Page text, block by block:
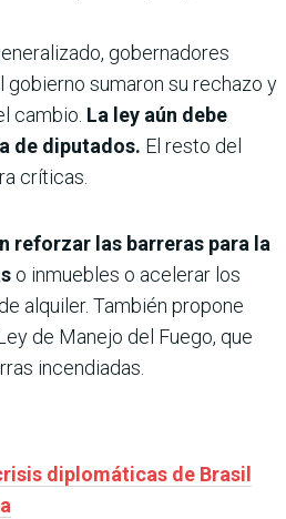
gobernadores
gobierno sumaron su rechazo y
cambio. La ley aún debe
de diputados. El resto del
críticas.
reforzar las barreras para la
o inmuebles o acelerar los
alquiler. También propone
de Manejo del Fuego, que
incendiadas.
diplomáticas de Brasil